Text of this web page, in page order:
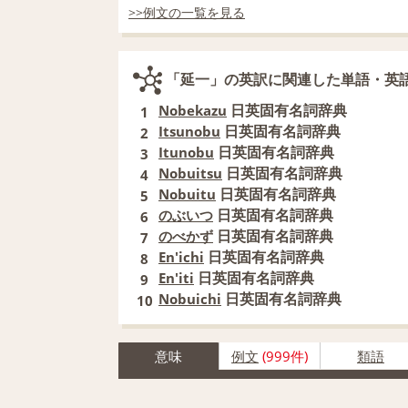
>>例文の一覧を見る
「延一」の英訳に関連した単語・英
1 Nobekazu 日英固有名詞辞典
2 Itsunobu 日英固有名詞辞典
3 Itunobu 日英固有名詞辞典
4 Nobuitsu 日英固有名詞辞典
5 Nobuitu 日英固有名詞辞典
6 のぶいつ 日英固有名詞辞典
7 のべかず 日英固有名詞辞典
8 En'ichi 日英固有名詞辞典
9 En'iti 日英固有名詞辞典
10 Nobuichi 日英固有名詞辞典
意味 例文 (999件) 類語